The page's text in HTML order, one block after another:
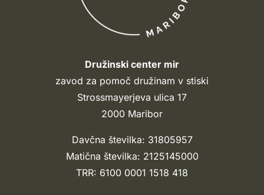
Družinski center mir
zavod za pomoč družinam v stiski
Strossmayerjeva ulica 17
2000 Maribor
Davčna številka: 31805957
Matična številka: 2125145000
TRR: 6100 0001 1518 418